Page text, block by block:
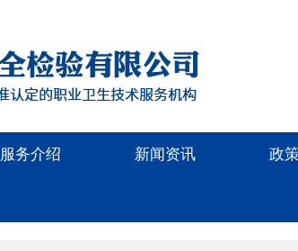
服务介绍 新闻资讯 政